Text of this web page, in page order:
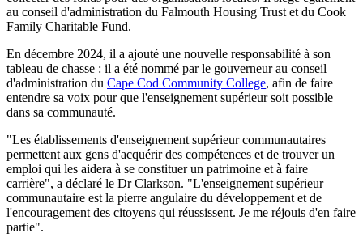
au conseil d'administration du Falmouth Housing Trust et du Cook
Family Charitable Fund.
En décembre 2024, il a ajouté une nouvelle responsabilité à son
tableau de chasse : il a été nommé par le gouverneur au conseil
d'administration du Cape Cod Community College, afin de faire
entendre sa voix pour que l'enseignement supérieur soit possible
dans sa communauté.
"Les établissements d'enseignement supérieur communautaires
permettent aux gens d'acquérir des compétences et de trouver un
emploi qui les aidera à se constituer un patrimoine et à faire
carrière", a déclaré le Dr Clarkson. "L'enseignement supérieur
communautaire est la pierre angulaire du développement et de
l'encouragement des citoyens qui réussissent. Je me réjouis d'en faire
partie".